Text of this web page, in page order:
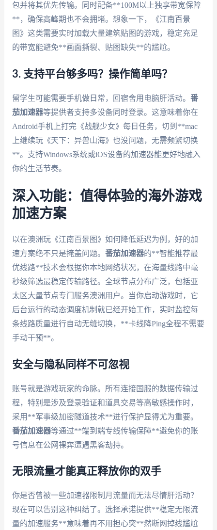
包并将其优先传输。同时配备**100M以上独享带宽保障
**，确保高峰期也不会拥堵。想象一下，《江南百景
图》这类需要实时加载大量建筑贴图的游戏，稳定充足
的带宽能避免**画面撕裂、贴图缺失**的尴尬。
3. 支持平台够多吗？操作简单吗？
留学生可能需要手机做日常，回宿舍用电脑肝活动。 番
茄加速器等提供者支持多设备同时登录。这意味着你在
Android手机上打完《战舰少女》每日任务，切到**mac
上继续玩《天下：异兽山海》也没问题，无需频繁切换
**。支持Windows系统或iOS设备的加速器能更好地融入
你的生活节奏。
深入功能：值得体验的海外游戏
加速方案
以在澳洲玩《江南百景图》如何降低延迟为例，好的加
速方案绝不只是掩盖问题。 番茄加速器的**智能推荐最
优线路**技术会根据你本地网络状况，在海量线路中毫
秒级筛选最稳定传输路径。全球节点分布广泛，包括亚
太区大量节点专门服务澳洲用户。当你启动游戏时，它
后台运行的动态调度机制就已经开始工作，实时监控每
条线路质量进行自动无缝切换，**卡线降Ping全程不需要
手动干预**。
安全与隐私同样不可忽视
账号就是游戏玩家的命脉。所有连接国服的数据传输过
程，特别是涉及登录验证和道具交易等高敏感操作时，
采用**军事级加密隧道技术**进行保护显得尤为重要。
番茄加速器等通过**端到端专线传输保障**避免你的账
号信息在公网裸奔遭遇黑客劫持。
无限流量才能真正释放你的双手
你是否曾被一些加速器限制月流量而无法尽情肝活动？
现在可以告别这种纠结了。选择承诺提供**稳定无限流
量的加速服务**意味着再不用担心突**然断网掉线尴尬